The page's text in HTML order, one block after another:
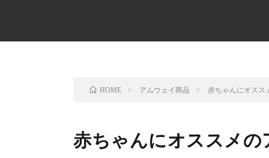
HOME アムウェイ商品 赤ちゃんにオスス
赤ちゃんにオススメの